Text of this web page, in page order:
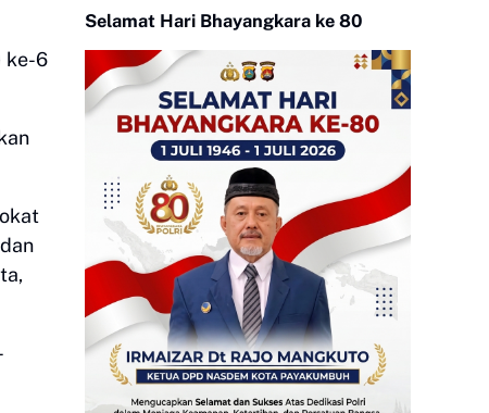
ke-6
Selamat Hari Bhayangkara ke 80